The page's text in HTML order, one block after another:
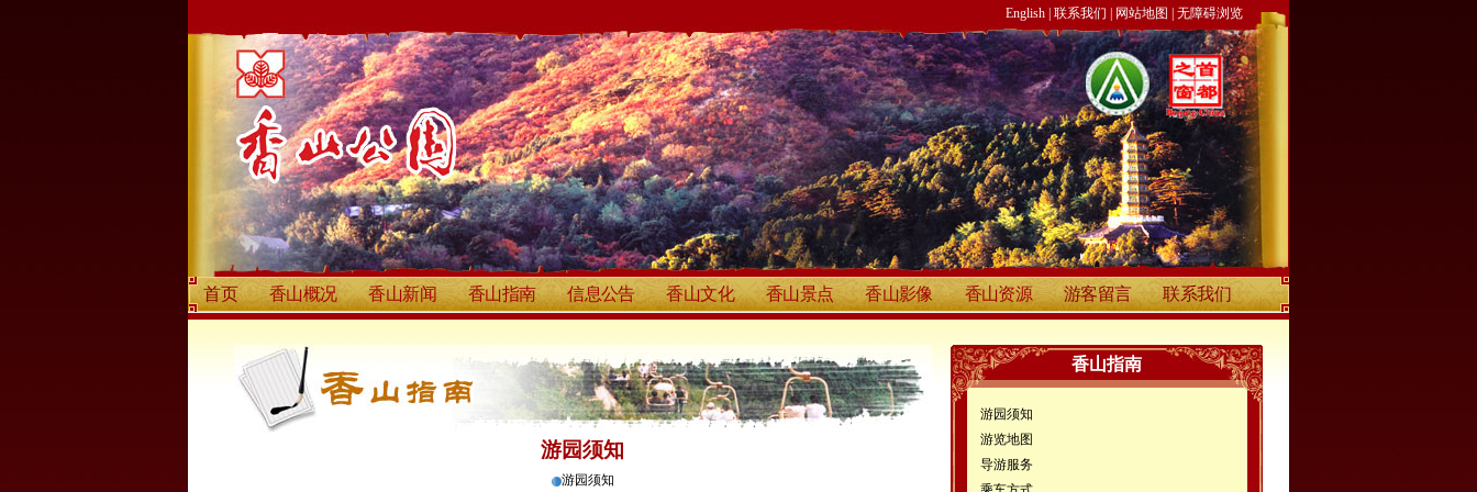
English 联系我们 网站地图 无障碍浏览
首页 香山概况 香山新闻 香山指南 信息公告 香山文化 香山景点 香山影像 香山资源 游客留言 联系我们
游园须知
游园须知
香山指南
游园须知
游览地图
导游服务